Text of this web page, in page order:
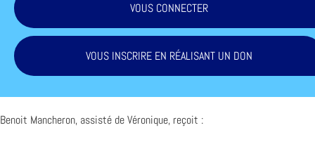
VOUS CONNECTER
VOUS INSCRIRE EN RÉALISANT UN DON
Benoit Mancheron, assisté de Véronique, reçoit :